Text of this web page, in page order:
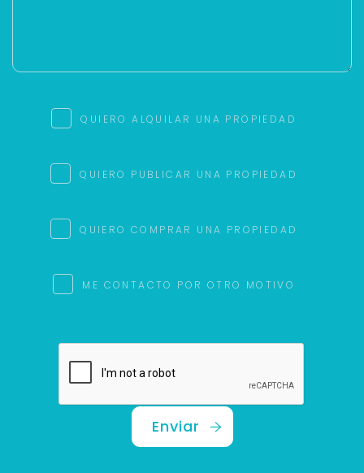
QUIERO ALQUILAR UNA PROPIEDAD
QUIERO PUBLICAR UNA PROPIEDAD
QUIERO COMPRAR UNA PROPIEDAD
ME CONTACTO POR OTRO MOTIVO
Enviar